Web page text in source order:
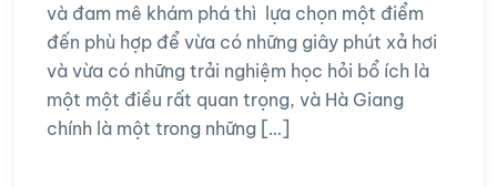
và đam mê khám phá thì lựa chọn một điểm
đến phù hợp để vừa có những giây phút xả hơi
và vừa có những trải nghiệm học hỏi bổ ích là
một một điều rất quan trọng, và Hà Giang
chính là một trong những […]